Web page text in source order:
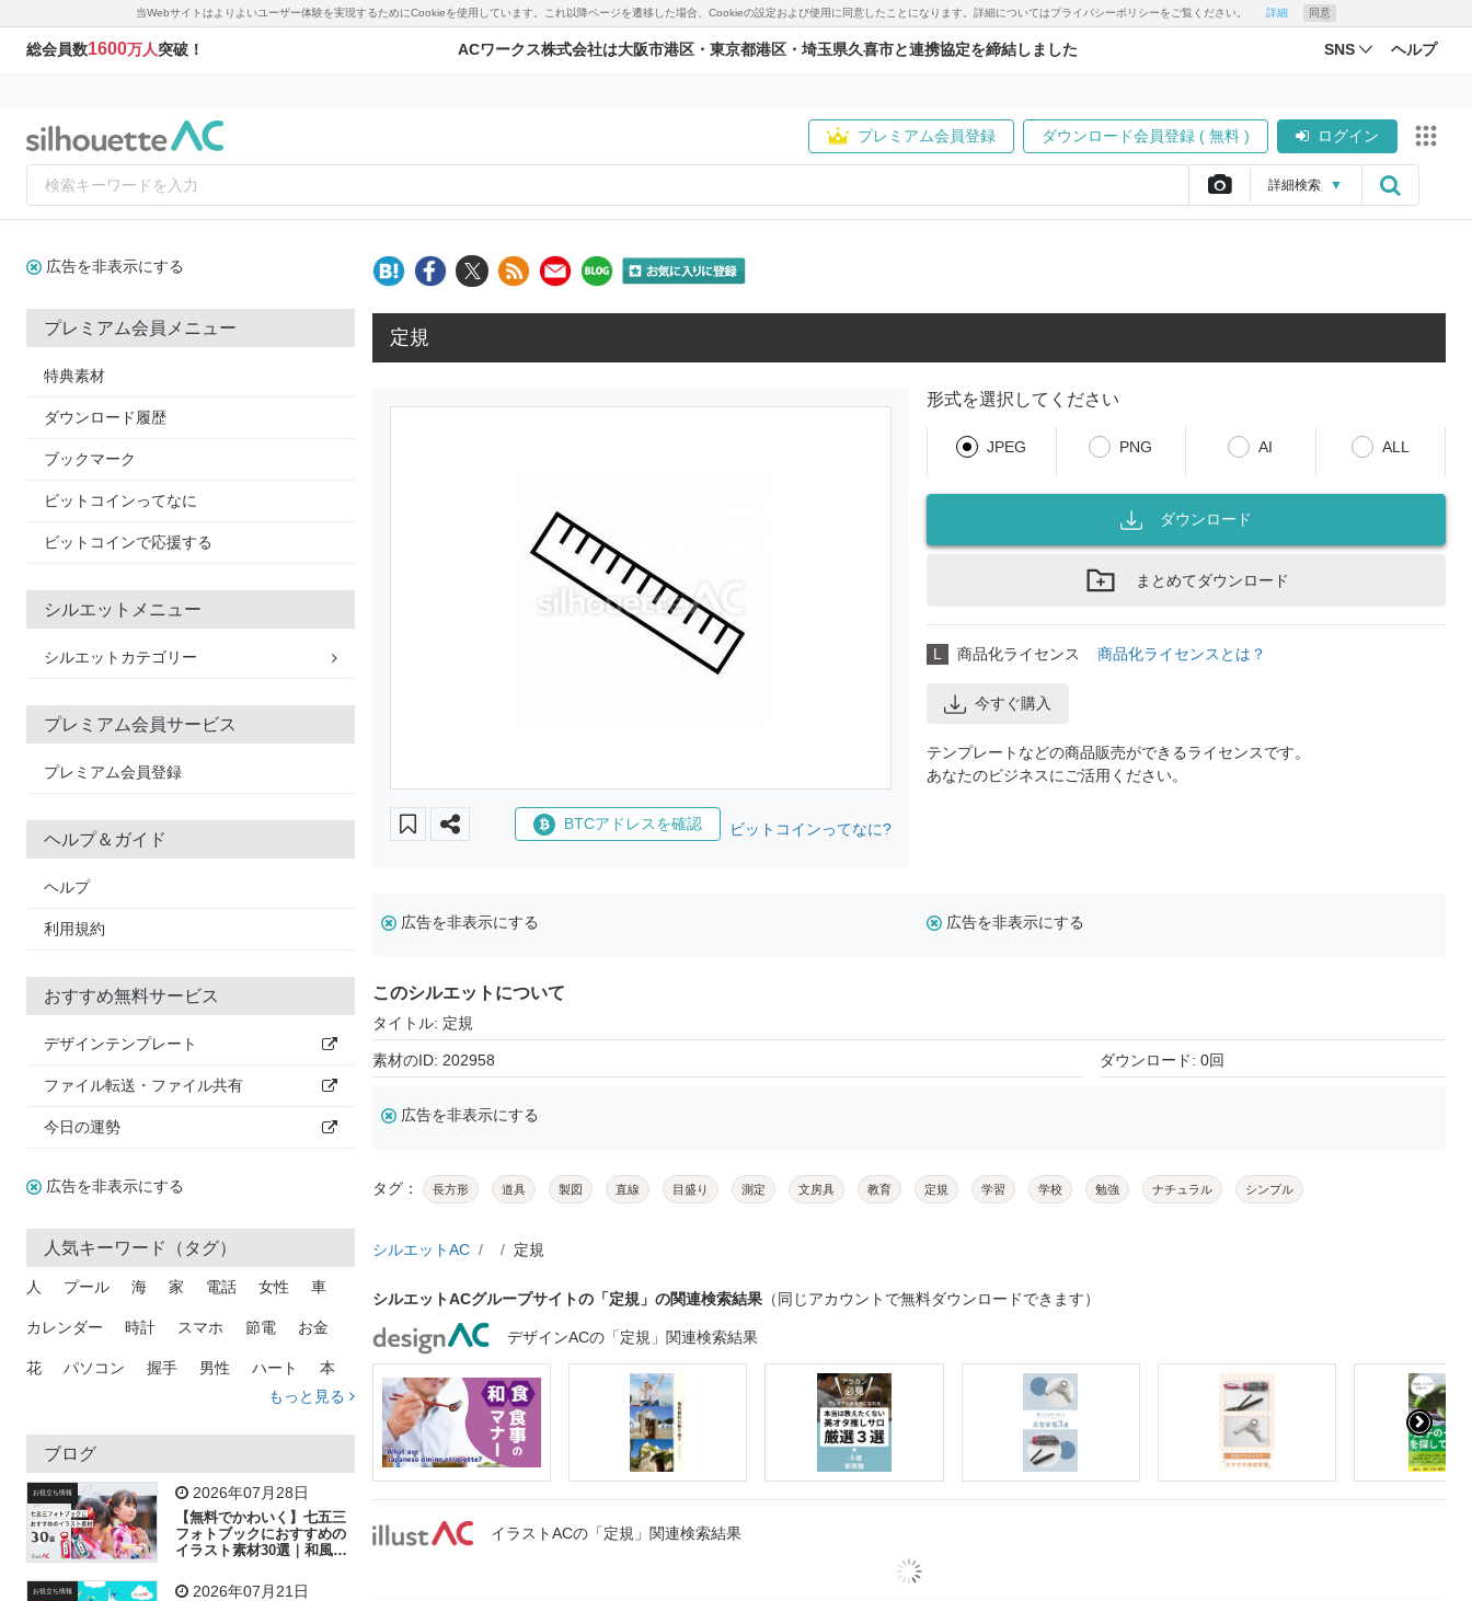
当Webサイトはよりよいユーザー体験を実現するためにCookieを使用しています。これ以降ページを遷移した場合、Cookieの設定および使用に同意したことになります。詳細についてはプライバシーポリシーをご覧ください。 詳細 同意
総会員数1600万人突破！ ACワークス株式会社は大阪市港区・東京都港区・埼玉県久喜市と連携協定を締結しました SNS ヘルプ
プレミアム会員登録 ダウンロード会員登録 ( 無料 ) ログイン
詳細検索 ▼
広告を非表示にする
プレミアム会員メニュー
特典素材
ダウンロード履歴
ブックマーク
ビットコインってなに
ビットコインで応援する
シルエットメニュー
シルエットカテゴリー
プレミアム会員サービス
プレミアム会員登録
ヘルプ＆ガイド
ヘルプ
利用規約
おすすめ無料サービス
デザインテンプレート
ファイル転送・ファイル共有
今日の運勢
広告を非表示にする
人気キーワード（タグ）
人 プール 海 家 電話 女性 車
カレンダー 時計 スマホ 節電 お金
花 パソコン 握手 男性 ハート 本
トラック 木
吹き出し
飛行機 グラフ ビル 魚 家族 書類
歩く 工場 会社 太陽 キラキラ
もっと見る
ブログ
お役立ち情報 2026年07月28日
【無料でかわいく】七五三
フォトブックにおすすめの
イラスト素材30選｜和風の
お役立ち情報 2026年07月21日
定規
BTCアドレスを確認 ビットコインってなに?
形式を選択してください
JPEG PNG AI ALL
ダウンロード
まとめてダウンロード
L 商品化ライセンス 商品化ライセンスとは？
今すぐ購入
テンプレートなどの商品販売ができるライセンスです。
あなたのビジネスにご活用ください。
広告を非表示にする 広告を非表示にする
このシルエットについて
タイトル: 定規
素材のID: 202958 ダウンロード: 0回
広告を非表示にする
タグ： 長方形 道具 製図 直線 目盛り 測定 文房具 教育 定規 学習 学校 勉強 ナチュラル シンプル
シルエットAC 定規
シルエットACグループサイトの「定規」の関連検索結果 （同じアカウントで無料ダウンロードできます）
デザインACの「定規」関連検索結果
イラストACの「定規」関連検索結果